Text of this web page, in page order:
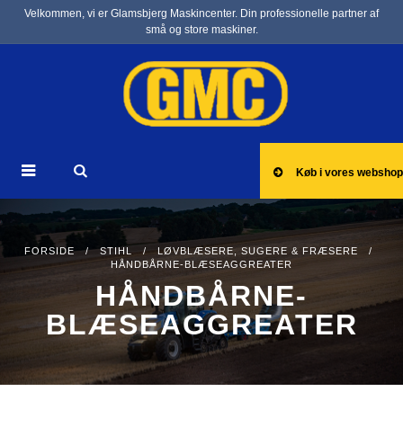
Velkommen, vi er Glamsbjerg Maskincenter. Din professionelle partner af
små og store maskiner.
Køb i vores webshop
FORSIDE/STIHL / LØVBLÆSERE, SUGERE & FRÆSERE /
HÅNDBÅRNE-BLÆSEAGGREATER
HÅNDBÅRNE-
BLÆSEAGGREATER